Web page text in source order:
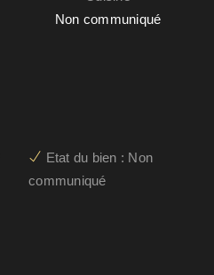
Non communiqué
Etat du bien : Non
communiqué